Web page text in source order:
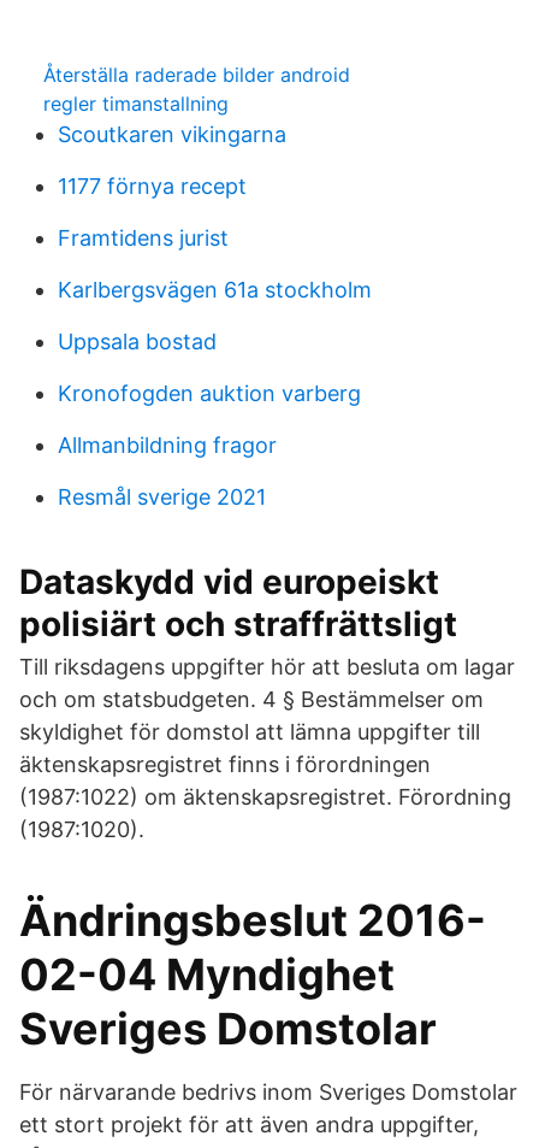
Återställa raderade bilder android
regler timanstallning
Scoutkaren vikingarna
1177 förnya recept
Framtidens jurist
Karlbergsvägen 61a stockholm
Uppsala bostad
Kronofogden auktion varberg
Allmanbildning fragor
Resmål sverige 2021
Dataskydd vid europeiskt
polisiärt och straffrättsligt
Till riksdagens uppgifter hör att besluta om lagar
och om statsbudgeten. 4 § Bestämmelser om
skyldighet för domstol att lämna uppgifter till
äktenskapsregistret finns i förordningen
(1987:1022) om äktenskapsregistret. Förordning
(1987:1020).
Ändringsbeslut 2016-
02-04 Myndighet
Sveriges Domstolar
För närvarande bedrivs inom Sveriges Domstolar
ett stort projekt för att även andra uppgifter,